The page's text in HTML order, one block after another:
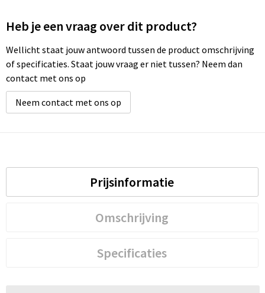
Vrije tijd en strand
Wellness
Werkkleding
Wijn & Bier
Heb je een vraag over dit product?
Wellicht staat jouw antwoord tussen de product omschrijving
of specificaties. Staat jouw vraag er niet tussen? Neem dan
contact met ons op
Neem contact met ons op
Prijsinformatie
Omschrijving
Specificaties